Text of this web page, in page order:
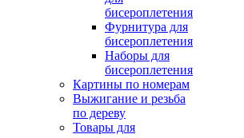
бисероплетения
Фурнитура для
бисероплетения
Наборы для
бисероплетения
Картины по номерам
Выжигание и резьба
по дереву
Товары для